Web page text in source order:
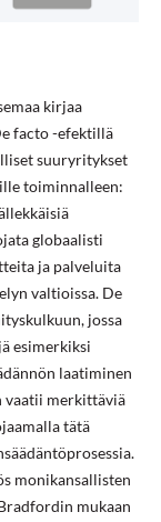
kirjaa
facto -efektillä
suuryritykset
toiminnalleen:
globaalisti
ja palveluita
valtioissa. De
jossa
esimerkiksi
laatiminen
vaatii merkittäviä
tätä
monikansallisten
mukaan